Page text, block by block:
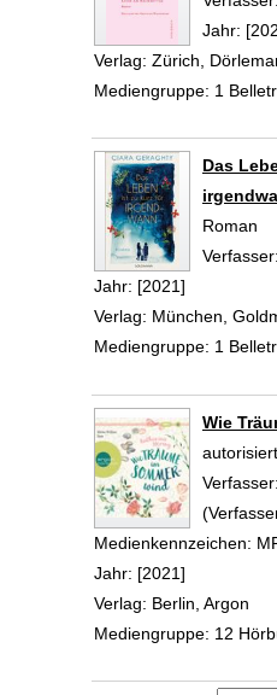
Jahr:
Verlag: Zürich,
Mediengruppe: 1
Das
Roman
Verfasser:
Jahr: [2021]
Verlag: München,
Mediengruppe: 1
Wie
Verfasser:
Medienkennzeichen:
Jahr: [2021]
Verlag: Berlin, Argon
Mediengruppe: 12